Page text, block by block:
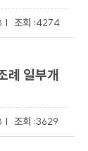
4274
례 일부개
3629